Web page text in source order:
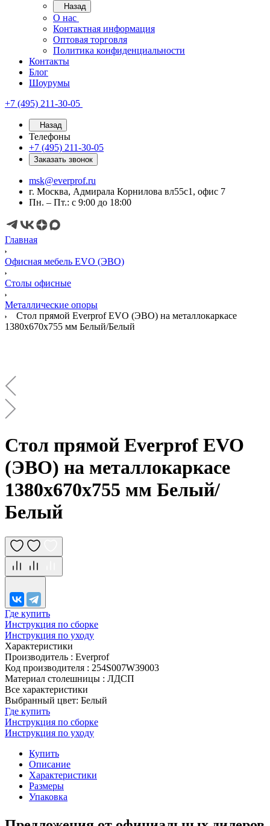
Назад
О нас
Контактная информация
Оптовая торговля
Политика конфиденциальности
Контакты
Блог
Шоурумы
+7 (495) 211-30-05
Назад
Телефоны
+7 (495) 211-30-05
Заказать звонок
msk@everprof.ru
г. Москва, Адмирала Корнилова вл55с1, офис 7
Пн. – Пт.: с 9:00 до 18:00
Главная
Офисная мебель EVO (ЭВО)
Cтолы офисные
Металлические опоры
Стол прямой Everprof EVO (ЭВО) на металлокаркасе
1380х670х755 мм Белый/Белый
Стол прямой Everprof EVO
(ЭВО) на металлокаркасе
1380х670х755 мм Белый/
Белый
Где купить
Инструкция по сборке
Инструкция по уходу
Характеристики
Производитель : Everprof
Код производителя : 254S007W39003
Материал столешницы : ЛДСП
Все характеристики
Выбранный цвет: Белый
Где купить
Инструкция по сборке
Инструкция по уходу
Купить
Описание
Характеристики
Размеры
Упаковка